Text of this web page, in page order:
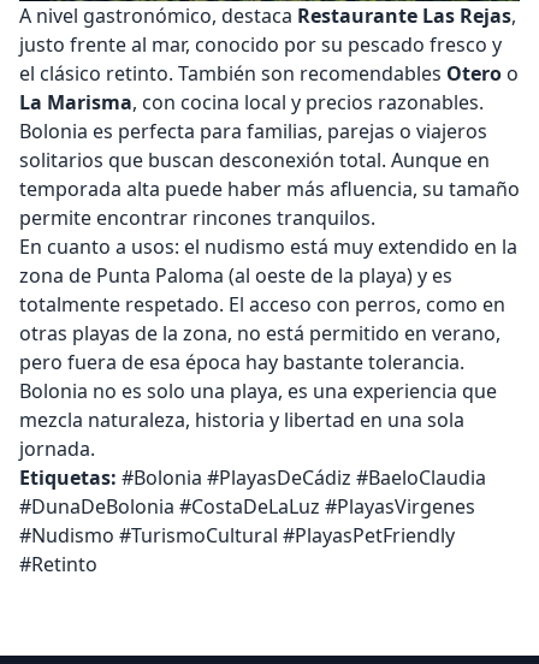
A nivel gastronómico, destaca Restaurante Las Rejas,
justo frente al mar, conocido por su pescado fresco y
el clásico retinto. También son recomendables Otero o
La Marisma, con cocina local y precios razonables.
Bolonia es perfecta para familias, parejas o viajeros
solitarios que buscan desconexión total. Aunque en
temporada alta puede haber más afluencia, su tamaño
permite encontrar rincones tranquilos.
En cuanto a usos: el nudismo está muy extendido en la
zona de Punta Paloma (al oeste de la playa) y es
totalmente respetado. El acceso con perros, como en
otras playas de la zona, no está permitido en verano,
pero fuera de esa época hay bastante tolerancia.
Bolonia no es solo una playa, es una experiencia que
mezcla naturaleza, historia y libertad en una sola
jornada.
Etiquetas: #Bolonia #PlayasDeCádiz #BaeloClaudia
#DunaDeBolonia #CostaDeLaLuz #PlayasVirgenes
#Nudismo #TurismoCultural #PlayasPetFriendly
#Retinto